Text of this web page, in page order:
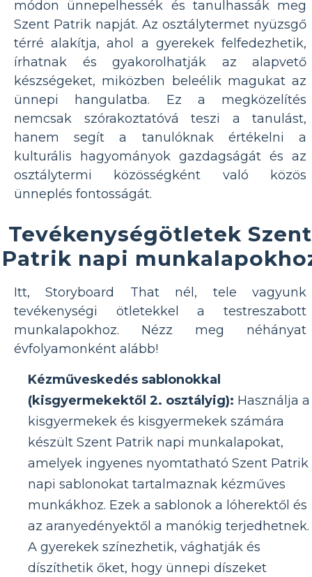
módon ünnepelhessék és tanulhassák meg
Szent Patrik napját. Az osztálytermet nyüzsgő
térré alakítja, ahol a gyerekek felfedezhetik,
írhatnak és gyakorolhatják az alapvető
készségeket, miközben beleélik magukat az
ünnepi hangulatba. Ez a megközelítés
nemcsak szórakoztatóvá teszi a tanulást,
hanem segít a tanulóknak értékelni a
kulturális hagyományok gazdagságát és az
osztálytermi közösségként való közös
ünneplés fontosságát.
Tevékenységötletek Szent
Patrik napi
Itt, Storyboard That nél, tele vagyunk
tevékenységi ötletekkel a testreszabott
munkalapokhoz. Nézz meg néhányat
évfolyamonként alább!
Kézműveskedés sablonokkal
(kisgyermekektől 2. osztályig): Használja a
kisgyermekek és kisgyermekek számára
készült Szent Patrik napi munkalapokat,
amelyek ingyenes nyomtatható Szent Patrik
napi sablonokat tartalmaznak kézműves
munkákhoz. Ezek a sablonok a lóherektől és
az aranyedényektől a manókig terjedhetnek.
A gyerekek színezhetik, vághatják és
díszíthetik őket, hogy ünnepi díszeket